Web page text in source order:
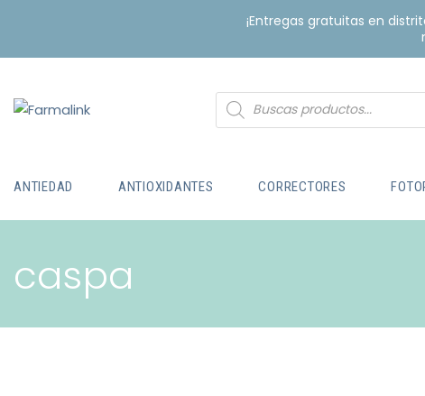
¡Entregas gratuitas en
ANTIEDAD ANTIOXIDANTES CORRECTORES
caspa